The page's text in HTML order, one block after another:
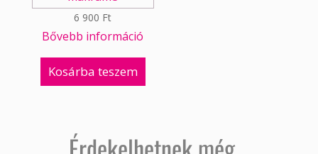
6 900 Ft
Bővebb információ
Kosárba teszem